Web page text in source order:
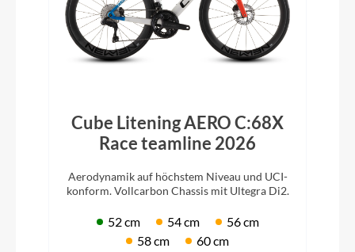
Cube Litening AERO C:68X
Race teamline 2026
Aerodynamik auf höchstem Niveau und UCI-
konform. Vollcarbon Chassis mit Ultegra Di2.
52 cm 54 cm
56 cm
58 cm
60 cm